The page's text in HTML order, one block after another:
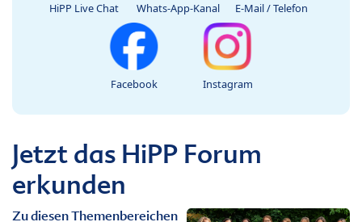
HiPP Live Chat Whats-App-Kanal E-Mail / Telefon
Facebook Instagram
Jetzt das HiPP Forum
erkunden
Zu diesen Themenbereichen